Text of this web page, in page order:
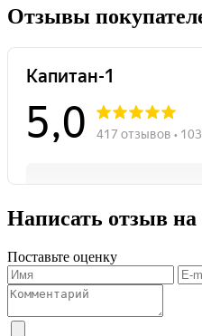
Отзывы
Написать отзыв на
Поставьте оценку